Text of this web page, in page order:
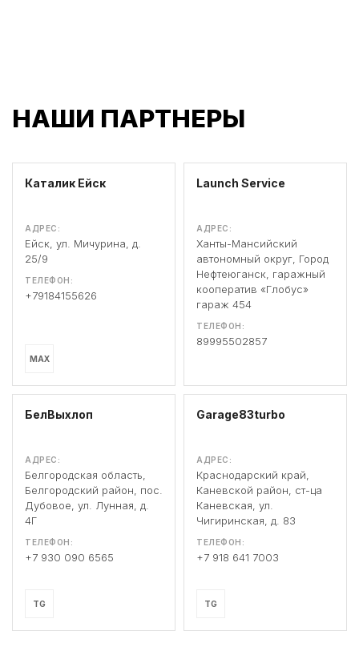
НАШИ ПАРТНЕРЫ
Каталик Ейск
АДРЕС:
Ейск, ул. Мичурина, д.
25/9
ТЕЛЕФОН:
+79184155626
MAX
Launch Service
АДРЕС:
Ханты-Мансийский
автономный округ, Город
Нефтеюганск, гаражный
кооператив «Глобус»
гараж 454
ТЕЛЕФОН:
89995502857
БелВыхлоп
АДРЕС:
Белгородская область,
Белгородский район, пос.
Дубовое, ул. Лунная, д.
4Г
ТЕЛЕФОН:
+7 930 090 6565
TG
Garage83turbo
АДРЕС:
Краснодарский край,
Каневской район, ст-ца
Каневская, ул.
Чигиринская, д. 83
ТЕЛЕФОН:
+7 918 641 7003
TG